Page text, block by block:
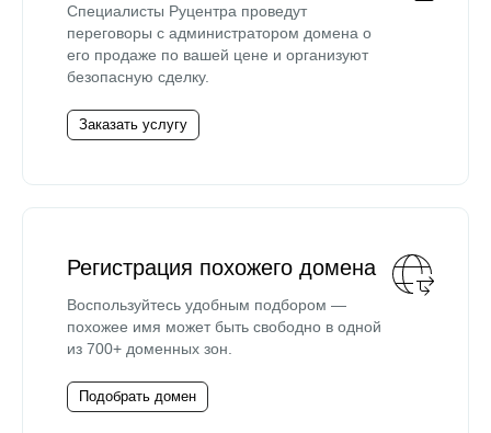
Специалисты Руцентра проведут
переговоры с администратором домена о
его продаже по вашей цене и организуют
безопасную сделку.
Заказать услугу
Регистрация похожего домена
Воспользуйтесь удобным подбором —
похожее имя может быть свободно в одной
из 700+ доменных зон.
Подобрать домен